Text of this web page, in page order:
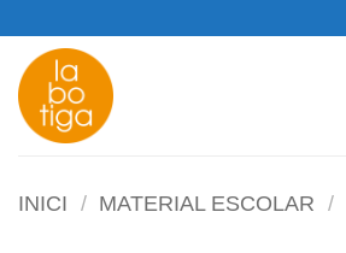
content
INICI / MATERIAL ESCOLAR /